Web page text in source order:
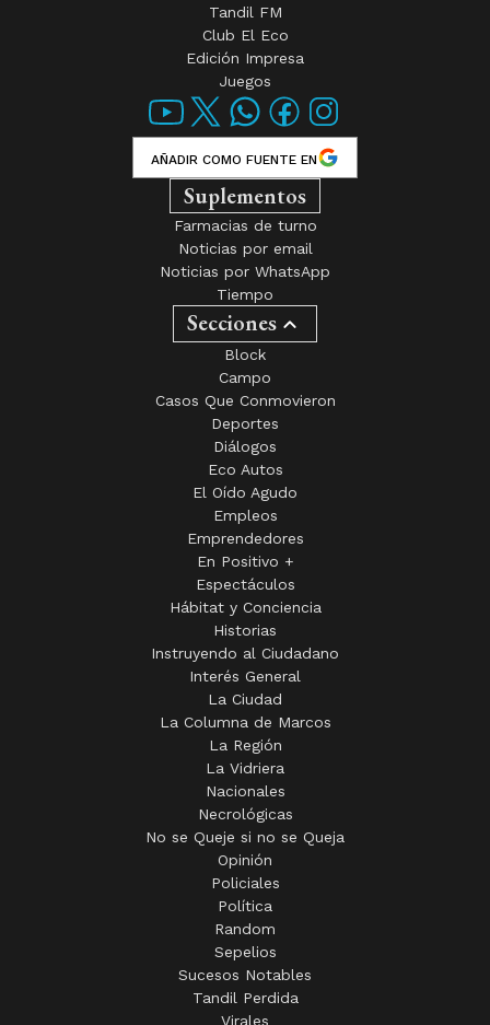
Tandil FM
Club El Eco
Edición Impresa
Juegos
AÑADIR COMO FUENTE EN
Suplementos
Farmacias de turno
Noticias por email
Noticias por WhatsApp
Tiempo
Secciones
Block
Campo
Casos Que Conmovieron
Deportes
Diálogos
Eco Autos
El Oído Agudo
Empleos
Emprendedores
En Positivo +
Espectáculos
Hábitat y Conciencia
Historias
Instruyendo al Ciudadano
Interés General
La Ciudad
La Columna de Marcos
La Región
La Vidriera
Nacionales
Necrológicas
No se Queje si no se Queja
Opinión
Policiales
Política
Random
Sepelios
Sucesos Notables
Tandil Perdida
Virales